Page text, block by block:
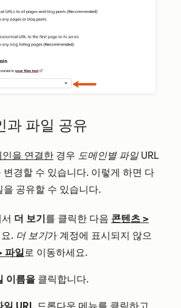
과 파일 공유
을 연결한 경우 도메인별 파일 URL
변경할 수 있습니다. 이렇게 하면 다
을 공유할 수 있습니다.
더 보기를 클릭한 다음 콘텐츠 >
. 더 보기가 계정에 표시되지 않으
파일 로 이동하세요.
이름을 클릭합니다.
일 URL 드롭다운 메뉴를 클릭하고